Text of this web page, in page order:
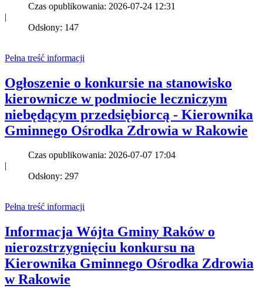
Czas opublikowania: 2026-07-24 12:31
|
Odsłony: 147
Pełna treść informacji
Ogłoszenie o konkursie na stanowisko
kierownicze w podmiocie leczniczym
niebędącym przedsiębiorcą - Kierownika
Gminnego Ośrodka Zdrowia w Rakowie
Czas opublikowania: 2026-07-07 17:04
|
Odsłony: 297
Pełna treść informacji
Informacja Wójta Gminy Raków o
nierozstrzygnięciu konkursu na
Kierownika Gminnego Ośrodka Zdrowia
w Rakowie